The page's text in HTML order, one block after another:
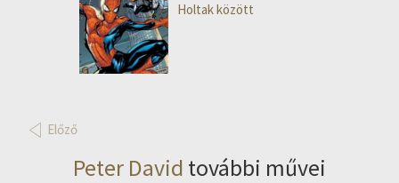
Holtak között
Előző
Peter David további művei